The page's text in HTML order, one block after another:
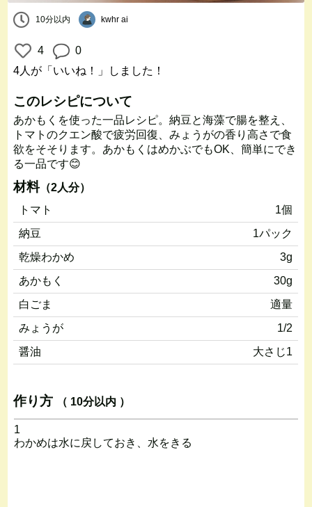
10分以内 kwhr ai
4
0
4人 が「いいね！」しました！
このレシピについて
あかもくを使った一品レシピ。納豆と海藻で腸を整え、
トマトのクエン酸で疲労回復、みょうがの香り高さで食
欲をそそります。あかもくはめかぶでもOK、簡単にでき
る一品です😊
材料（2人分）
トマト
1個
納豆
1パック
乾燥わかめ
3g
あかもく
30g
白ごま
適量
みょうが
1/2
醤油
大さじ1
作り方 （ 10分以内 ）
1
わかめは水に戻しておき、水をきる